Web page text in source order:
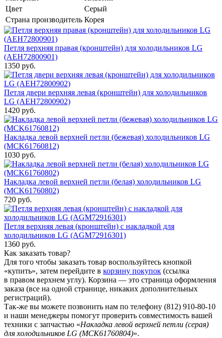
Цвет
Серый
Страна производитель Корея
Петля верхняя правая (кронштейн) для холодильников LG
(AEH72800901)
1350 руб.
Петля двери верхняя левая (кронштейн) для холодильников
LG (AEH72800902)
1420 руб.
Накладка левой верхней петли (бежевая) холодильников LG
(MCK61760812)
1030 руб.
Накладка левой верхней петли (белая) холодильников LG
(MCK61760802)
720 руб.
Петля верхняя левая (кронштейн) с накладкой для
холодильников LG (AGM72916301)
1360 руб.
Как заказать товар?
Для того чтобы заказать товар воспользуйтесь кнопкой
«купить», затем перейдите в корзину покупок (ссылка
в правом верхнем углу). Корзина — это страница оформления
заказа (все на одной странице, никаких дополнительных
регистраций).
Так-же вы можете позвонить нам по телефону (812) 910-80-10
и наши менеджеры помогут проверить совместимость вашей
техники с запчастью «Накладка левой верхней петли (серая)
для холодильников LG (MCK61760804)».